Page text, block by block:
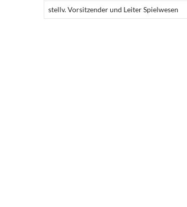
stellv. Vorsit­zender und Leiter Spielwesen